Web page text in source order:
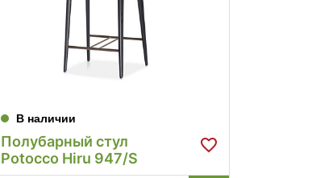
В наличии
Полубарный стул
Potocco Hiru 947/S